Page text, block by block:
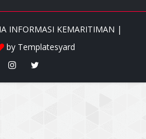
INFORMASI KEMARITIMAN |
by Templatesyard